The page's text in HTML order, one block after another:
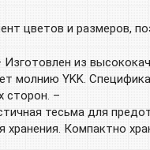
цветов и размеров,
из
молнию YKK.
сторон. –
тесьма для
хранения. Компактно